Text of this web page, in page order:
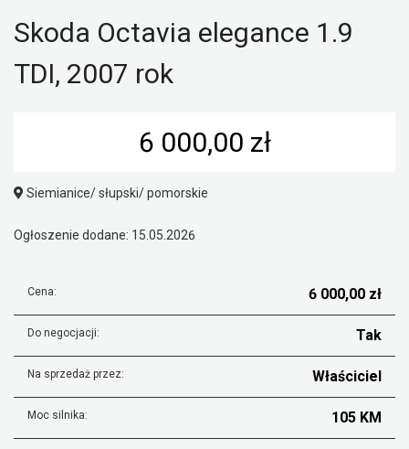
Skoda Octavia elegance 1.9
TDI, 2007 rok
6 000,00 zł
Siemianice/ słupski/ pomorskie
Ogłoszenie dodane: 15.05.2026
Cena: 6 000,00 zł
Do negocjacji: Tak
Na sprzedaż przez: Właściciel
Moc silnika: 105 KM